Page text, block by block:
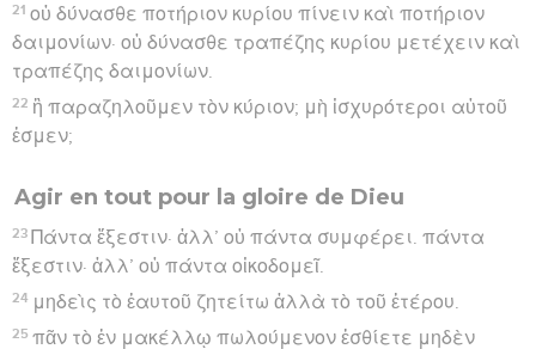
21 οὐ δύνασθε ποτήριον κυρίου πίνειν καὶ ποτήριον
δαιμονίων· οὐ δύνασθε τραπέζης κυρίου μετέχειν καὶ
τραπέζης δαιμονίων.
22 ἢ παραζηλοῦμεν τὸν κύριον; μὴ ἰσχυρότεροι αὐτοῦ
ἐσμεν;
Agir en tout pour la gloire de Dieu
23 Πάντα ἔξεστιν· ἀλλ’ οὐ πάντα συμφέρει. πάντα
ἔξεστιν· ἀλλ’ οὐ πάντα οἰκοδομεῖ.
24 μηδεὶς τὸ ἑαυτοῦ ζητείτω ἀλλὰ τὸ τοῦ ἑτέρου.
25 πᾶν τὸ ἐν μακέλλῳ πωλούμενον ἐσθίετε μηδὲν